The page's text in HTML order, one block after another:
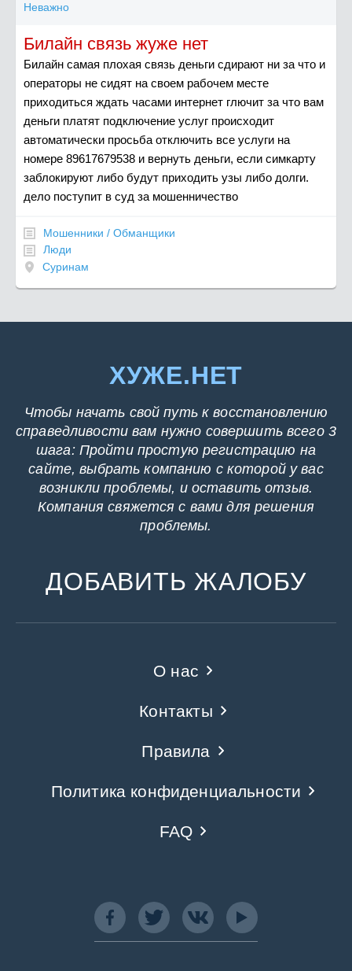
Неважно
Билайн связь жуже нет
Билайн самая плохая связь деньги сдирают ни за что и
операторы не сидят на своем рабочем месте
приходиться ждать часами интернет глючит за что вам
деньги платят подключение услуг происходит
автоматически просьба отключить все услуги на
номере 89617679538 и вернуть деньги, если симкарту
заблокируют либо будут приходить узы либо долги.
дело поступит в суд за мошенничество
Мошенники / Обманщики
Люди
Суринам
ХУЖЕ.НЕТ
Чтобы начать свой путь к восстановлению
справедливости вам нужно совершить всего 3
шага: Пройти простую регистрацию на
сайте, выбрать компанию с которой у вас
возникли проблемы, и оставить отзыв.
Компания свяжется с вами для решения
проблемы.
ДОБАВИТЬ ЖАЛОБУ
О нас
Контакты
Правила
Политика конфиденциальности
FAQ